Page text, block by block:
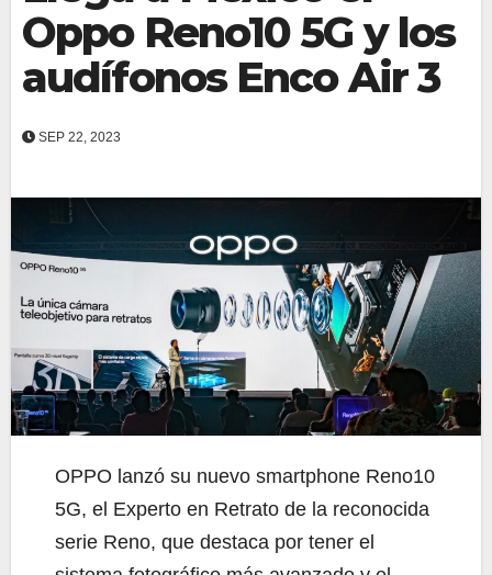
Oppo Reno10 5G y los
audífonos Enco Air 3
SEP 22, 2023
OPPO lanzó su nuevo smartphone Reno10
5G, el Experto en Retrato de la reconocida
serie Reno, que destaca por tener el